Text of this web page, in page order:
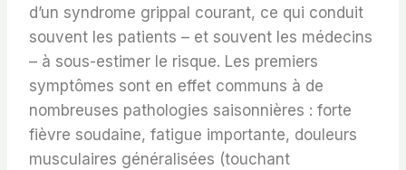
d’un syndrome grippal courant, ce qui conduit
souvent les patients – et souvent les médecins
– à sous-estimer le risque. Les premiers
symptômes sont en effet communs à de
nombreuses pathologies saisonnières : forte
fièvre soudaine, fatigue importante, douleurs
musculaires généralisées (touchant